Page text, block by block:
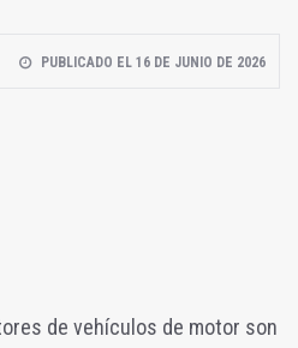
PUBLICADO EL 16 DE JUNIO DE 2026
de vehículos de motor son